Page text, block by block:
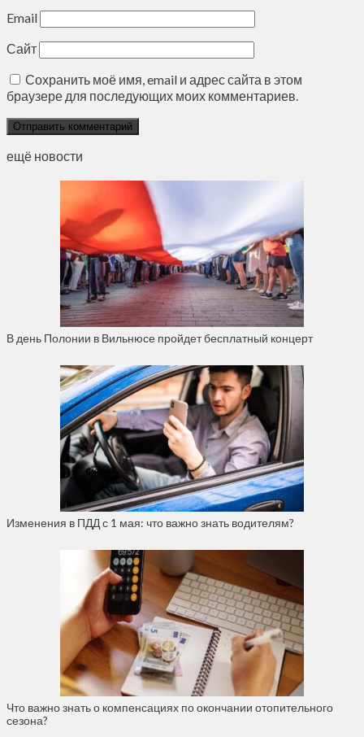
Email
Сайт
Сохранить моё имя, email и адрес сайта в этом
браузере для последующих моих комментариев.
ещё новости
В день Полонии в Вильнюсе пройдет бесплатный концерт
Изменения в ПДД с 1 мая: что важно знать водителям?
Что важно знать о компенсациях по окончании отопительного
сезона?